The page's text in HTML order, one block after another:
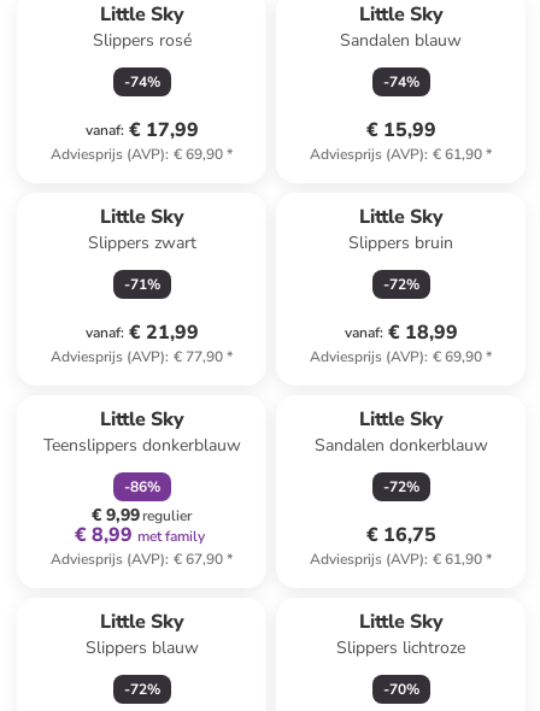
Little Sky
Slippers rosé
-74%
vanaf: € 17,99
Adviesprijs (AVP): € 69,90*
Little Sky
Sandalen blauw
-74%
€ 15,99
Adviesprijs (AVP): € 61,90*
Little Sky
Slippers zwart
-71%
vanaf: € 21,99
Adviesprijs (AVP): € 77,90*
Little Sky
Slippers bruin
-72%
vanaf: € 18,99
Adviesprijs (AVP): € 69,90*
Little Sky
Teenslippers donkerblauw
-86%
€ 9,99regulier
€ 8,99 met family
Adviesprijs (AVP): € 67,90*
Little Sky
Sandalen donkerblauw
-72%
€ 16,75
Adviesprijs (AVP): € 61,90*
Little Sky
Slippers blauw
-72%
Little Sky
Slippers lichtroze
-70%